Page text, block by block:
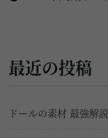
最近の投稿
ドールの素材 最強解説